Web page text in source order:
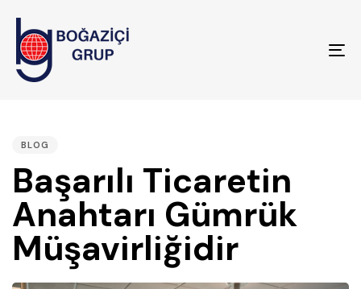
BLOG
Başarılı Ticaretin
Anahtarı Gümrük
Müşavirliğidir